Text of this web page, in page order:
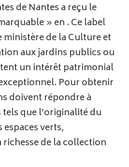
de Nantes a reçu le
» en . Ce label
ministère de la Culture et
aux jardins publics ou
un intérêt patrimonial
Pour obtenir
doivent répondre à
que l’originalité du
verts,
richesse de la collection